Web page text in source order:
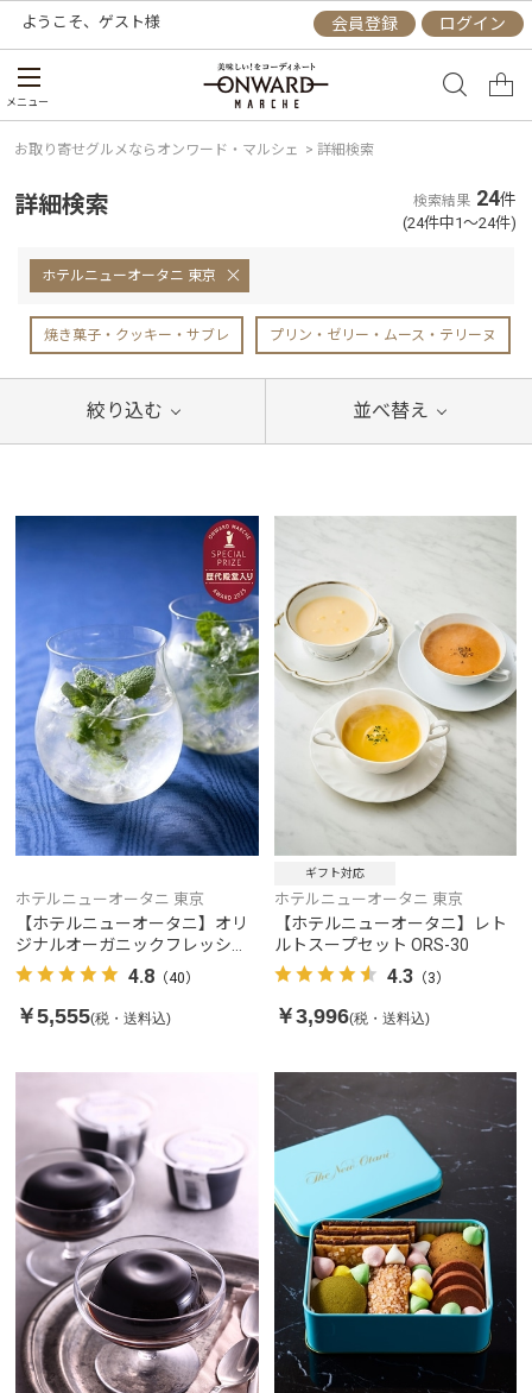
ようこそ、 ゲスト様 会員登録 ログイン
メニュー
お取り寄せグルメならオンワード・マルシェ > 詳細検索
詳細検索 検索結果 24件
(24件中1～24件)
ホテルニューオータニ 東京
焼き菓子・クッキー・サブレ プリン・ゼリー・ムース・テリーヌ
絞り込む 並べ替え
ホテルニューオータニ 東京
【ホテルニューオータニ】オリ
ジナルオーガニックフレッシュ
ハーブティー 24本入り
4.8 （40）
￥5,555(税・送料込)
ギフト対応
ホテルニューオータニ 東京
【ホテルニューオータニ】レト
ルトスープセット ORS-30
4.3（3）
￥3,996(税・送料込)